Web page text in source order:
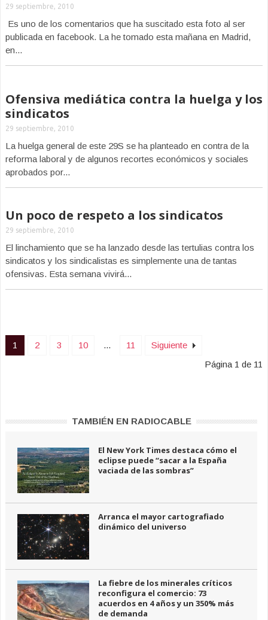
29 septiembre, 2010
Es uno de los comentarios que ha suscitado esta foto al ser
publicada en facebook. La he tomado esta mañana en Madrid,
en...
Ofensiva mediática contra la huelga y los
sindicatos
29 septiembre, 2010
La huelga general de este 29S se ha planteado en contra de la
reforma laboral y de algunos recortes económicos y sociales
aprobados por...
Un poco de respeto a los sindicatos
29 septiembre, 2010
El linchamiento que se ha lanzado desde las tertulias contra los
sindicatos y los sindicalistas es simplemente una de tantas
ofensivas. Esta semana vivirá...
1 2 3 10 ... 11
Siguiente
Página 1 de 11
TAMBIÉN EN RADIOCABLE
El New York Times destaca cómo el
eclipse puede “sacar a la España
vaciada de las sombras”
Arranca el mayor cartografiado
dinámico del universo
La fiebre de los minerales críticos
reconfigura el comercio: 73
acuerdos en 4 años y un 350% más
de demanda